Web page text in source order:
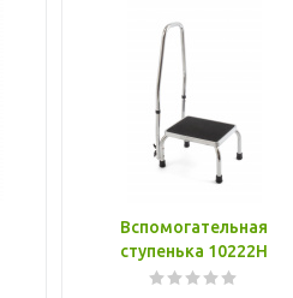
Вспомогательная
ступенька 10222H